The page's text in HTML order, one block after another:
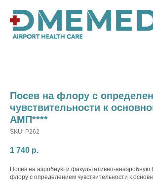
Посев на флору с
чувствительности к
АМП****
SKU: P262
1 740 р.
Посев на аэробную и факультативно-анаэробную
флору с определением чувствительности к